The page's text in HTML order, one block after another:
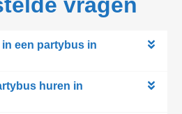
in een partybus in
huren in